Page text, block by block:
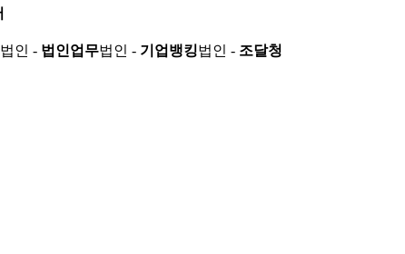
법인 - 법인업무법인 - 기업뱅킹법인 - 조달청